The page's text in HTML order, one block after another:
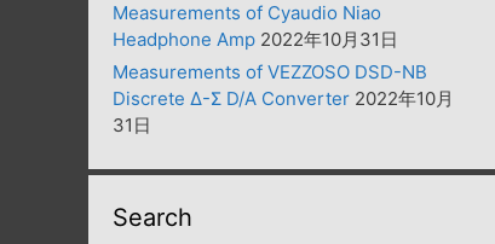
Measurements of Cyaudio Niao
Headphone Amp 2022年10月31日
Measurements of VEZZOSO DSD-NB
Discrete Δ-Σ D/A Converter 2022年10月
31日
Search